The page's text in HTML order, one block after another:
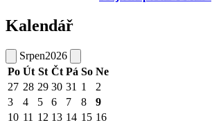
Kalendář
Srpen2026
Po Út St Čt Pá So Ne
27 28 29 30 31 1
2
3
4 5 6 7 8
9
10 11 12 13 14 15 16